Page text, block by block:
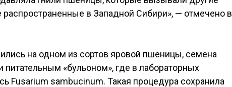
распространенные в Западной Сибири», — отмечено в
на одном из сортов яровой пшеницы, семена
питательным «бульоном», где в лабораторных
Fusarium sambucinum. Такая процедура сохранила